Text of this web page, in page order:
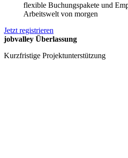
flexible Buchungspakete und
Arbeitswelt von morgen
Jetzt registrieren
jobvalley Überlassung
Kurzfristige Projektunterstützung